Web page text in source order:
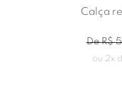
Calça
DeR$
ou 2x